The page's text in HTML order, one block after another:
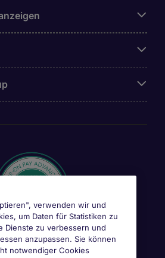
verwenden wir und
um Daten für Statistiken zu
Dienste zu verbessern und
anzupassen. Sie können
notwendiger Cookies